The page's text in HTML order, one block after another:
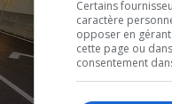
Certains
caractère
opposer en
cette page ou
consentement